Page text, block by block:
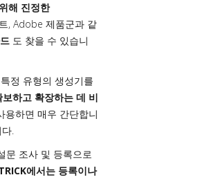
위해 진정한
, Adobe 제품군과 같
도 찾을 수 있습니
정 유형의 생성기를
하고 확장하는 데 비
용하면 매우 간단합니
.
문 조사 및 등록으로
에서는 등록이나